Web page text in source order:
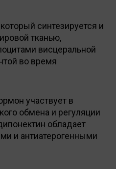
синтезируется и
тканью,
висцеральной
во время
участвует в
обмена и регуляции
обладает
и антиатерогенными